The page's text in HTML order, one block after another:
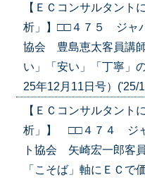
【ＥＣコンサルタント
析」】□□４７５ ジャ
協会 豊島恵太客員講
い」「安い」「丁寧」
25年12月11日号）('25/
【ＥＣコンサルタント
析」】 □□４７４ ジャ
ト協会 矢崎宏一郎客
「こそば」軸にＥＣで